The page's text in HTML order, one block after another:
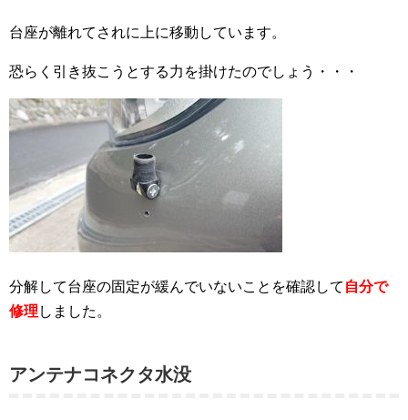
台座が離れてされに上に移動しています。
恐らく引き抜こうとする力を掛けたのでしょう・・・
分解して台座の固定が緩んでいないことを確認して 自分で
修理 しました。
アンテナコネクタ水没